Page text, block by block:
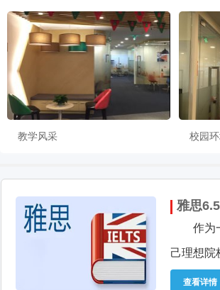
教学风采 校园
雅思
作为一
己理想院
查看详情